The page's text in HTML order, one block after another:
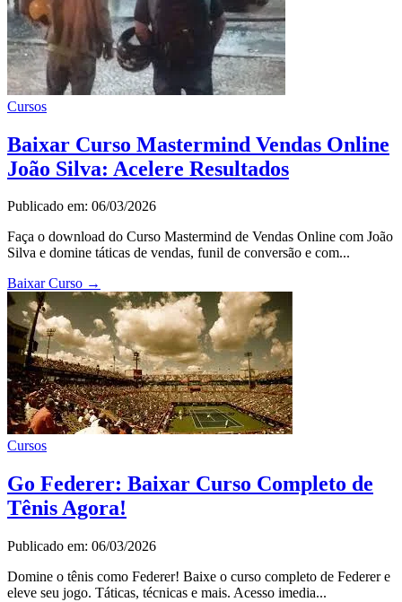
Cursos
Baixar Curso Mastermind Vendas Online
João Silva: Acelere Resultados
Publicado em: 06/03/2026
Faça o download do Curso Mastermind de Vendas Online com João
Silva e domine táticas de vendas, funil de conversão e com...
Baixar Curso →
Cursos
Go Federer: Baixar Curso Completo de
Tênis Agora!
Publicado em: 06/03/2026
Domine o tênis como Federer! Baixe o curso completo de Federer e
eleve seu jogo. Táticas, técnicas e mais. Acesso imedia...